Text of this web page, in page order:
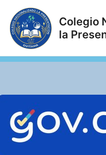
contenido
Colegio
la